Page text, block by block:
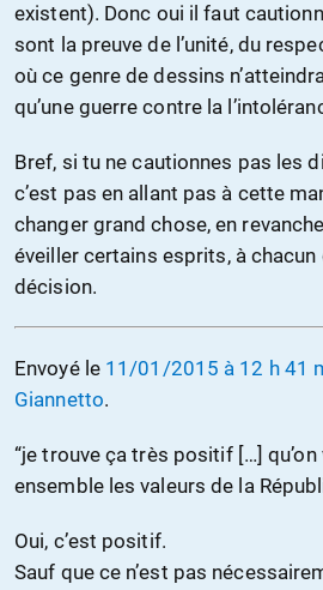
existent). Donc oui il faut
sont la preuve de l’unité, du
où ce genre de dessins
qu’une guerre contre la
Bref, si tu ne cautionnes pas les
c’est pas en allant pas à cette
changer grand chose, en
éveiller certains esprits, à chacun
décision.
Envoyé le 11/01/2015 à 12 h 41
Giannetto.
“je trouve ça très positif […]
ensemble les valeurs de la
Oui, c’est positif.
Sauf que ce n’est pas